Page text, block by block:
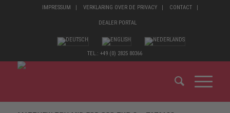
IMPRESSUM VERKLARING OVER DE PRIVACY CONTACT
DEALER PORTAL
TEL.: +49 (0) 2825 80366